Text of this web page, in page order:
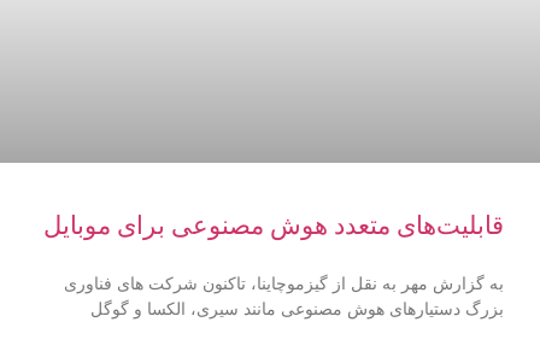
قابلیت‌های متعدد هوش مصنوعی برای موبایل
به گزارش مهر به نقل از گیزموچاینا، تاکنون شرکت های فناوری
بزرگ دستیارهای هوش مصنوعی مانند سیری، الکسا و گوگل